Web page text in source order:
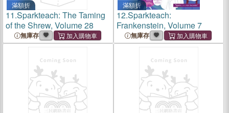
滿額折
11.Sparkteach: The Taming
of the Shrew, Volume 28
無庫存
滿額折
12.Sparkteach:
Frankenstein, Volume 7
無庫存